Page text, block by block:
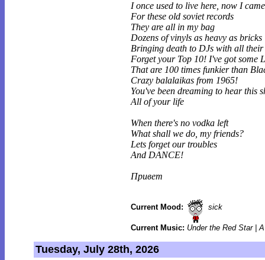
I once used to live here, now I
For these old soviet records
They are all in my bag
Dozens of vinyls as heavy as bricks
Bringing death to DJs with all
Forget your Top 10! I've got some
That are 100 times funkier than
Crazy balalaikas from 1965!
You've been dreaming to hear this
All of your life
When there's no vodka left
What shall we do, my friends?
Lets forget our troubles
And DANCE!
Привет
Current Mood: sick
Current Music: Under the Red Star |
Tuesday, July 28th, 2026